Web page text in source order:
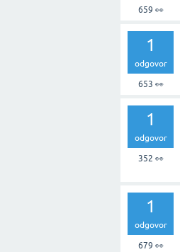
659 👀
1
odgovor
653 👀
1
odgovor
352 👀
1
odgovor
679 👀